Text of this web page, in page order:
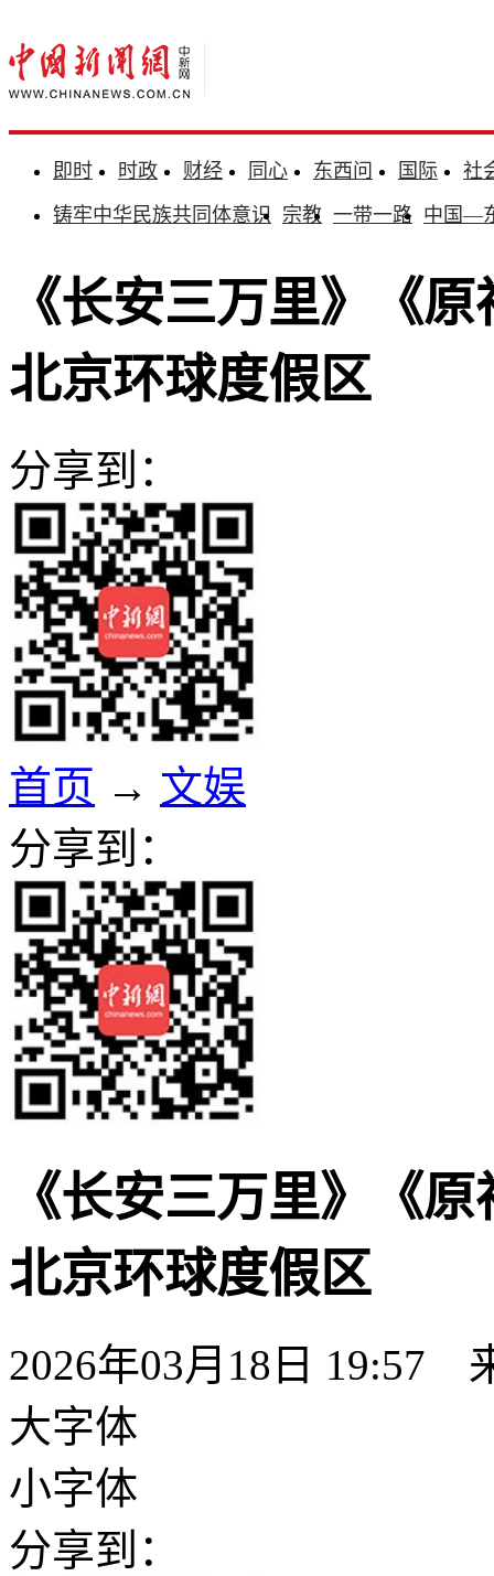
即时 时政 财经 同心 东西问 国际
社
铸牢中华民族共同体意识 宗教 一带一路 中国—
《长安三万里》《
北京环球度假区
分享到：
首页 → 文娱
分享到：
《长安三万里》《
北京环球度假区
2026年03月18日 19:57
大字体
小字体
分享到：